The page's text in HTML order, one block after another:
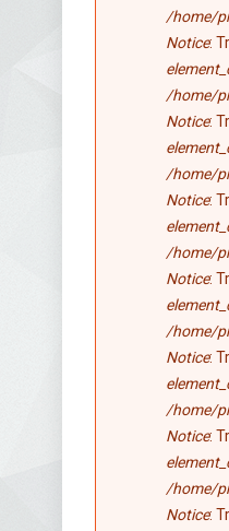
/home/
Notice:
/home/
Notice:
/home/
Notice:
/home/
Notice:
/home/
Notice:
/home/
Notice:
/home/
Notice: